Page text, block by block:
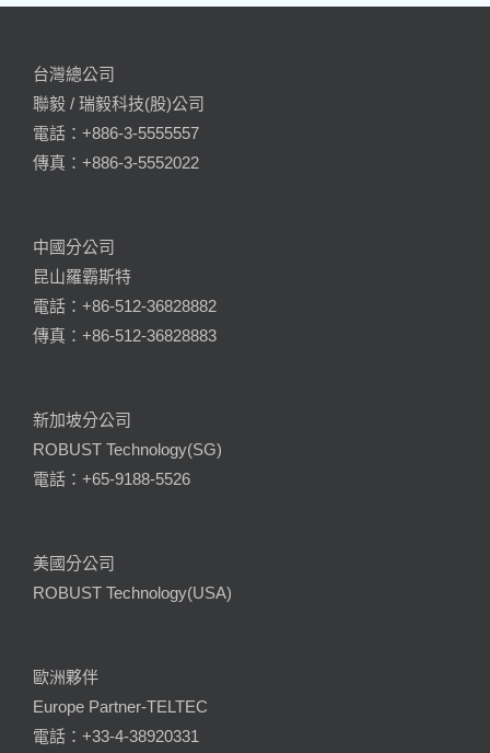
台灣總公司
聯毅 / 瑞毅科技(股)公司
電話：+886-3-5555557
傳真：+886-3-5552022
中國分公司
昆山羅霸斯特
電話：+86-512-36828882
傳真：+86-512-36828883
新加坡分公司
ROBUST Technology(SG)
電話：+65-9188-5526
美國分公司
ROBUST Technology(USA)
歐洲夥伴
Europe Partner-TELTEC
電話：+33-4-38920331